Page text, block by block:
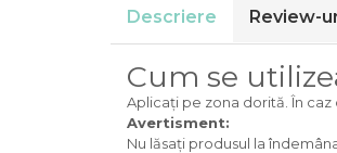
Descriere Review-
Cum se
Aplicaţi pe zona dorită. În
Avertisment:
Nu lăsați produsul la